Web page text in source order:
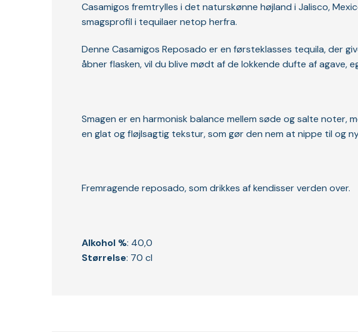
Casamigos fremtrylles i det naturskønne højland i Jalisco,
smagsprofil i tequilaer netop herfra.
Denne Casamigos Reposado er en førsteklasses tequila, der
åbner flasken, vil du blive mødt af de lokkende dufte af agave,
Smagen er en harmonisk balance mellem søde og salte noter,
en glat og fløjlsagtig tekstur, som gør den nem at nippe til og
Fremragende reposado, som drikkes af kendisser verden over.
Alkohol %: 40,0
Størrelse: 70 cl